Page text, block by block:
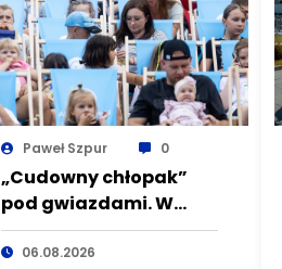
Paweł Szpur 0
„Cudowny chłopak”
pod gwiazdami. W
sobotę kolejne kino
plenerowe w Aqua
06.08.2026